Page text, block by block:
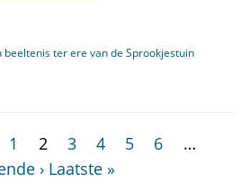
beeltenis ter ere van de Sprookjestuin
1 2 3 4 5 6
…
› Laatste »